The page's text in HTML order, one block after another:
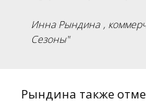
Инна Рындина ,
Сезоны"
Рындина также